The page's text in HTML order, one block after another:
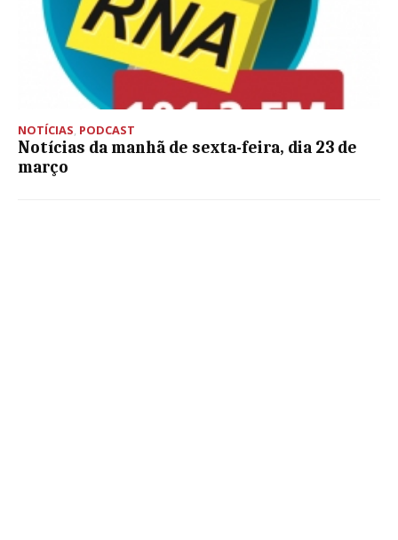
NOTÍCIAS, PODCAST
Notícias da manhã de sexta-feira, dia 23 de
março